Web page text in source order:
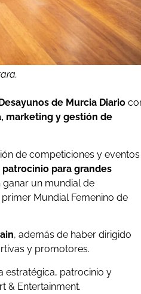
de Murcia Diario
marketing y gestión de
de competiciones y eventos
para grandes
un mundial de
Mundial Femenino de
, además de haber dirigido
y promotores.
estratégica, patrocinio y
& Entertainment.